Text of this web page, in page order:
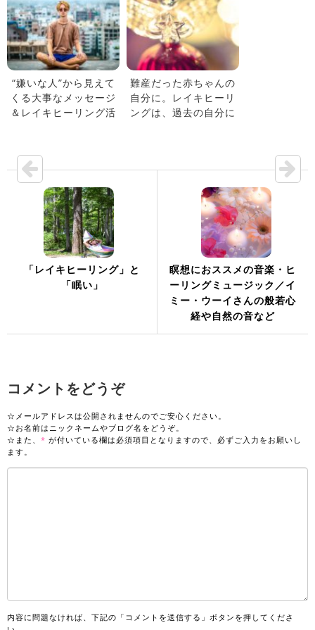
“嫌いな人”から見えて
くる大事なメッセージ
＆レイキヒーリング活
難産だった赤ちゃんの
自分に。レイキヒーリ
ングは、過去の自分に
「レイキヒーリング」と
「眠い」
瞑想におススメの音楽・ヒ
ーリングミュージック／イ
ミー・ウーイさんの般若心
経や自然の音など
コメントをどうぞ
☆メールアドレスは公開されませんのでご安心ください。
☆お名前はニックネームやブログ名をどうぞ。
☆また、 * が付いている欄は必須項目となりますので、必ずご入力をお願いし
ます。
内容に問題なければ、下記の「コメントを送信する」ボタンを押してくださ